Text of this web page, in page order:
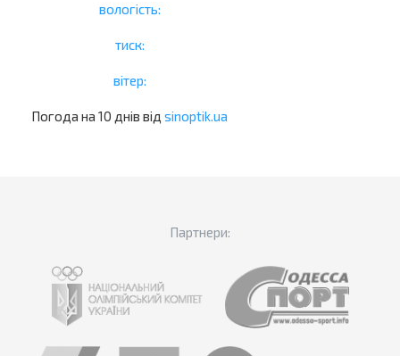
вологість:
тиск:
вітер:
Погода на 10 днів від sinoptik.ua
Партнери: